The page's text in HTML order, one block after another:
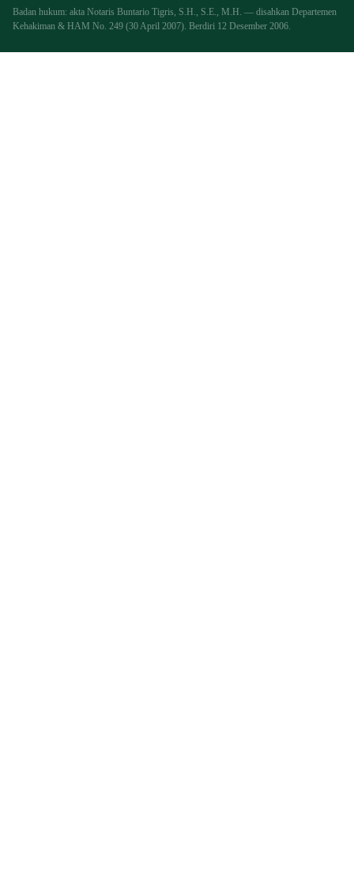
Badan hukum: akta Notaris Buntario Tigris, S.H., S.E., M.H. — disahkan Departemen
Kehakiman & HAM No. 249 (30 April 2007). Berdiri 12 Desember 2006.